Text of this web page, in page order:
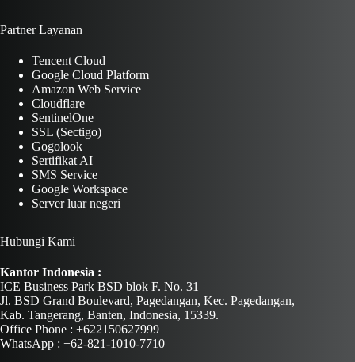
Partner Layanan
Tencent Cloud
Google Cloud Platform
Amazon Web Service
Cloudflare
SentinelOne
SSL (Sectigo)
Gogolook
Sertifikat AI
SMS Service
Google Workspace
Server luar negeri
Hubungi Kami
Kantor Indonesia :
ICE Business Park BSD blok F. No. 31
Jl. BSD Grand Boulevard, Pagedangan, Kec. Pagedangan,
Kab. Tangerang, Banten, Indonesia, 15339.
Office Phone : +622150627999
WhatsApp : +62-821-1010-7710